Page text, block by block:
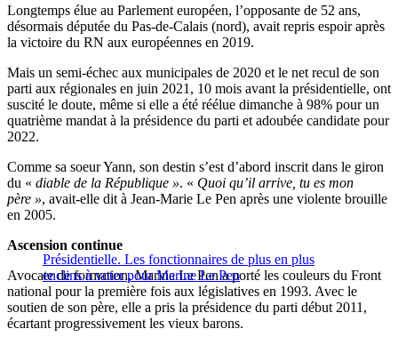
Longtemps élue au Parlement européen, l’opposante de 52 ans,
désormais députée du Pas-de-Calais (nord), avait repris espoir après
la victoire du RN aux européennes en 2019.
Mais un semi-échec aux municipales de 2020 et le net recul de son
parti aux régionales en juin 2021, 10 mois avant la présidentielle, ont
suscité le doute, même si elle a été réélue dimanche à 98% pour un
quatrième mandat à la présidence du parti et adoubée candidate pour
2022.
Comme sa soeur Yann, son destin s’est d’abord inscrit dans le giron
du « diable de la République ». « Quoi qu’il arrive, tu es mon
père », avait-elle dit à Jean-Marie Le Pen après une violente brouille
en 2005.
Présidentielle. Les fonctionnaires de plus en plus
enclins à voter pour Marine Le Pen
Ascension continue
Avocate de formation, Marine Le Pen a porté les couleurs du Front
national pour la première fois aux législatives en 1993. Avec le
soutien de son père, elle a pris la présidence du parti début 2011,
écartant progressivement les vieux barons.